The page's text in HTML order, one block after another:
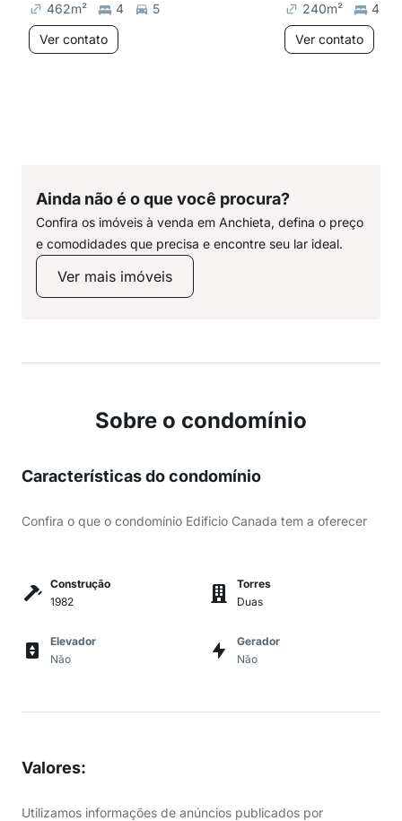
462m² 4
5
Ver contato
240m²
4
Ver contato
Ainda não é o que você procura?
Confira os imóveis à venda em Anchieta, defina o preço
e comodidades que precisa e encontre seu lar ideal.
Ver mais imóveis
Sobre o condomínio
Características do condomínio
Confira o que o condomínio Edificio Canada tem a oferecer
Construção
1982
Torres
Duas
Elevador
Não
Gerador
Não
Valores:
Utilizamos informações de anúncios publicados por